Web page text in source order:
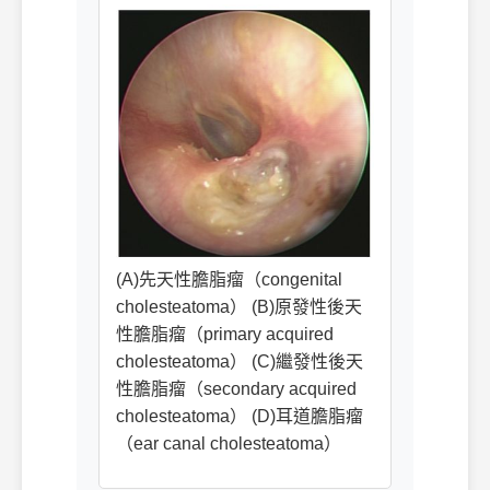
(A)先天性膽脂瘤（congenital
cholesteatoma） (B)原發性後天
性膽脂瘤（primary acquired
cholesteatoma） (C)繼發性後天
性膽脂瘤（secondary acquired
cholesteatoma） (D)耳道膽脂瘤
（ear canal cholesteatoma）